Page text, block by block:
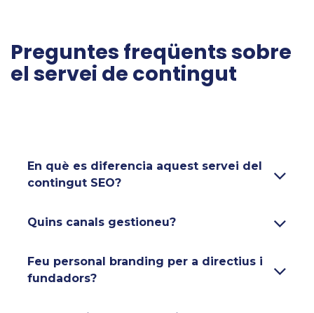
Preguntes freqüents sobre
el servei de contingut
En què es diferencia aquest servei del
contingut SEO?
Quins canals gestioneu?
Feu personal branding per a directius i
fundadors?